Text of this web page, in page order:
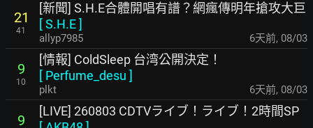
21
41
[新聞] S.H.E合體開唱有譜？網瘋傳明年搶攻大巨
[S.H.E]
allyp7985 6天前, 08/03
9
10
[情報] ColdSleep 台湾公開決定！
[ Perfume_desu ]
plkt 6天前, 08/03
9
[LIVE] 260803 CDTVライブ！ライブ！2時間SP